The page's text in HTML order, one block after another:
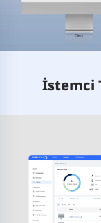
İstemci